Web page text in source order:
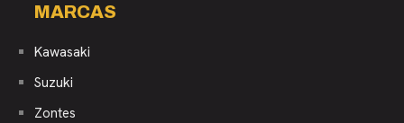
MARCAS
Kawasaki
Suzuki
Zontes